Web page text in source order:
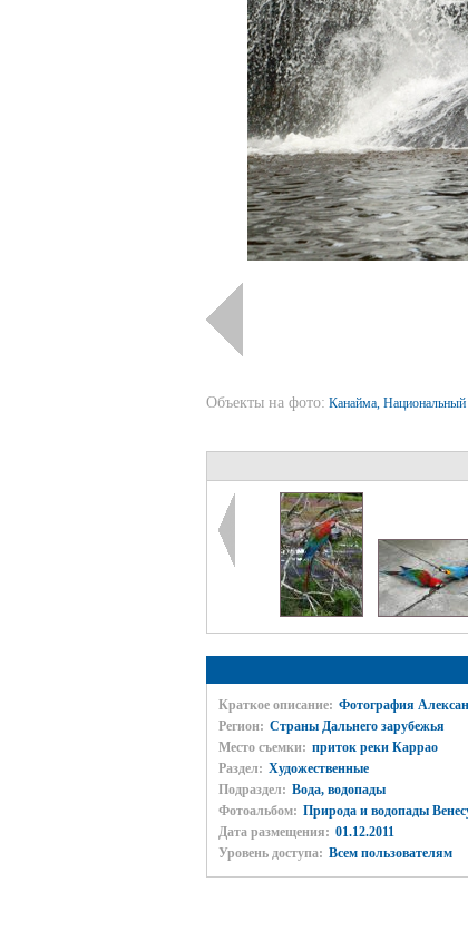
Объекты на фото: Канайма, Национальный
Краткое описание: Фотография
Регион: Страны Дальнего зарубежья
Место съемки: приток реки Каррао
Раздел: Художественные
Подраздел: Вода, водопады
Фотоальбом: Природа и водопады
Дата размещения: 01.12.2011
Уровень доступа: Всем пользователям